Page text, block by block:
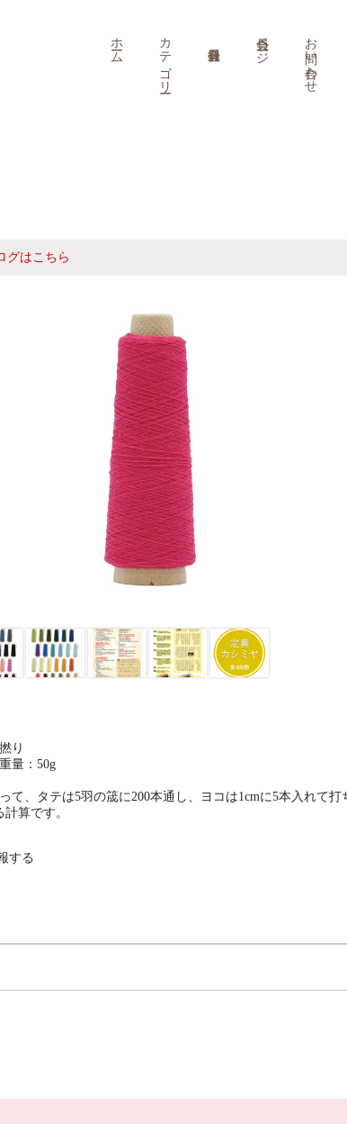
ホーム カテゴリー 会員ページ お問い合わせ
グはこちら
り
量：50g
て、タテは5羽の筬に200本通し、ヨコは1cmに5本入れて打
算です。
する